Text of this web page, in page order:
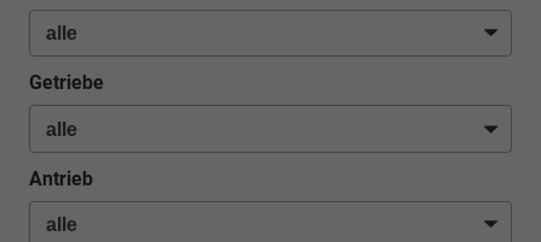
Getriebe
Antrieb